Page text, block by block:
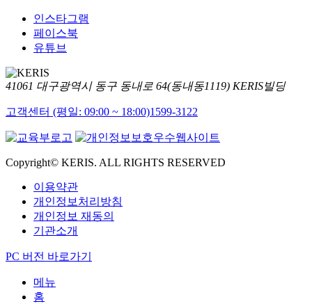
인스타그램
페이스북
유튜브
41061 대구광역시 동구 동내로 64(동내동1119) KERIS빌딩
고객센터 (평일: 09:00 ~ 18:00)1599-3122
Copyright© KERIS. ALL RIGHTS RESERVED
이용약관
개인정보처리방침
개인정보 재동의
기관소개
PC 버전 바로가기
메뉴
홈